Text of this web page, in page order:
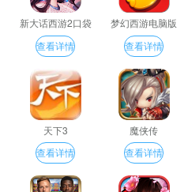
新大话西游2口袋
版
查看详情
梦幻西游电脑版
查看详情
天下3
查看详情
魔侠传
查看详情